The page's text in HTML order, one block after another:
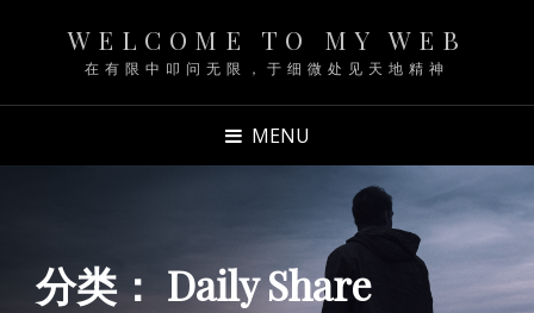
WELCOME TO MY WEB
在有限中叩问无限，于细微处见天地精神
MENU
分类：Daily Share